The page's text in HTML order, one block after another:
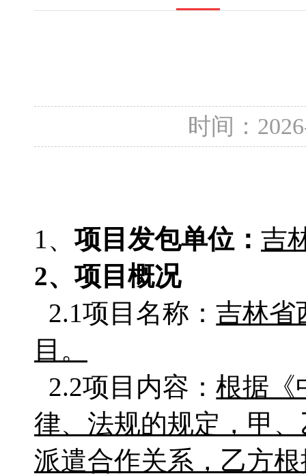
时间：
1、 项目发包单位： 吉
2、项目概况
2.1项目名称：吉林省
目。
2.2项目内容：根据《
律、法规的规定，甲
派遣合作关系，乙方